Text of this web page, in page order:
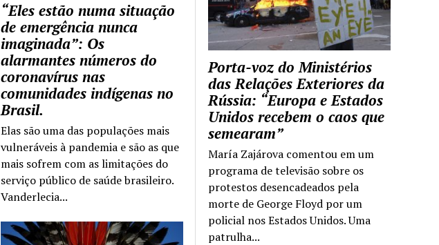
Porta-voz do Ministérios
das Relações Exteriores da
Rússia: “Europa e Estados
Unidos recebem o caos que
semearam”
María Zajárova comentou em um
programa de televisão sobre os
protestos desencadeados pela
morte de George Floyd por um
policial nos Estados Unidos. Uma
patrulha...
“Eles estão numa situação
de emergência nunca
imaginada”: Os
alarmantes números do
coronavírus nas
comunidades indígenas no
Brasil.
Elas são uma das populações mais
vulneráveis à pandemia e são as que
mais sofrem com as limitações do
serviço público de saúde brasileiro.
Vanderlecia...